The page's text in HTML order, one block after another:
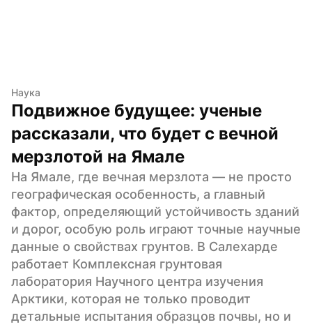
Наука
Подвижное будущее: ученые
рассказали, что будет с вечной
мерзлотой на Ямале
На Ямале, где вечная мерзлота — не просто
географическая особенность, а главный
фактор, определяющий устойчивость зданий
и дорог, особую роль играют точные научные
данные о свойствах грунтов. В Салехарде
работает Комплексная грунтовая
лаборатория Научного центра изучения
Арктики, которая не только проводит
детальные испытания образцов почвы, но и